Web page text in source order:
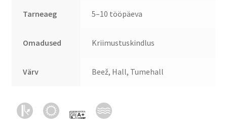
Tarneaeg 5–10 tööpäeva
Omadused Kriimustuskindlus
Värv Beež, Hall, Tumehall